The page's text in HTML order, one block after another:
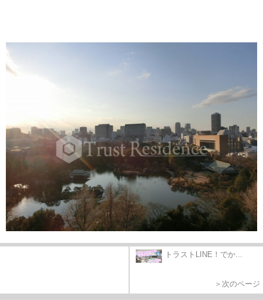
トラストLINE！でか...
＞次のページ